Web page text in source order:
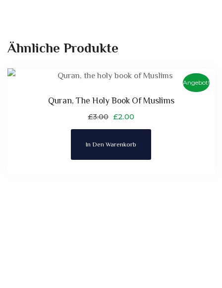
Ähnliche Produkte
Angebot!
Quran, The Holy Book Of Muslims
£3.00 £2.00
In Den Warenkorb